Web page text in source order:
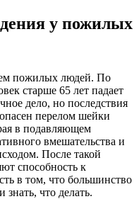
у пожилых
пожилых людей. По
старше 65 лет падает
дело, но последствия
перелом шейки
в подавляющем
вмешательства и
После такой
способность к
в том, что большинство
что делать.